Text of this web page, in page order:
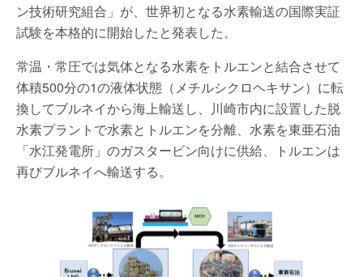
ン技術研究組合」が、世界初となる水素輸送の国際実証
試験を本格的に開始したと発表した。
常温・常圧では気体となる水素をトルエンと結合させて
体積500分の1の液体状態（メチルシクロヘキサン）に転
換してブルネイから海上輸送し、川崎市内に設置した脱
水素プラントで水素とトルエンを分離、水素を東亜石油
「水江発電所」のガスタービン向けに供給、トルエンは
再びブルネイへ輸送する。